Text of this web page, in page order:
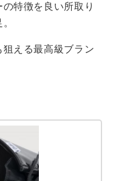
特徴を良い所取り
える最高級ブラン